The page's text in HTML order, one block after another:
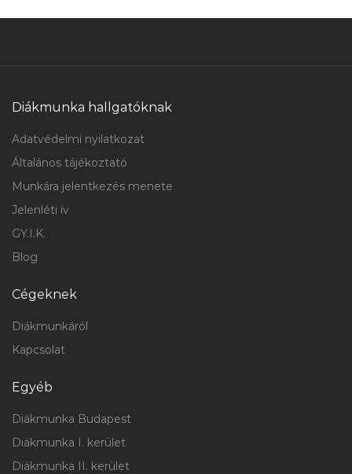
Diákmunka hallgatóknak
Adatvédelmi nyilatkozat
Általános tájékoztató
Munkára jelentkezés menete
Jelenléti ív
GY.I.K.
Blog
Cégeknek
Diákmunkáról
Kapcsolat
Egyéb
Diákmunka Budapest
Diákmunka I. kerület
Diákmunka II. kerület